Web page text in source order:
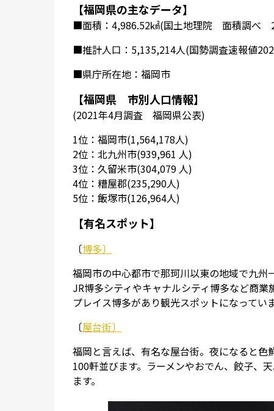
【福岡県の主なデータ】
■面積：4,986.52㎢(国土地理院 面積調べ
■推計人口：5,135,214人(国勢調査速報値
■県庁所在地：福岡市
【福岡県 市別人口情報】
(2021年4月調査 福岡県公表)
1位：福岡市(1,564,178人)
2位：北九州市(939,961 人)
3位：久留米市(304,079 人)
4位：糟屋郡(235,290人)
5位：飯塚市(126,964人)
【有名スポット】
〔博多〕
福岡市の中心都市で那珂川以東の地域で九州
JR博多シティやキャナルシティ博多など商
プレイス博多があり観光スポットになっていま
〔屋台街〕
福岡と言えば、有名な屋台街。夜になると
100軒並びます。ラーメンやおでん、餃子、
ます。